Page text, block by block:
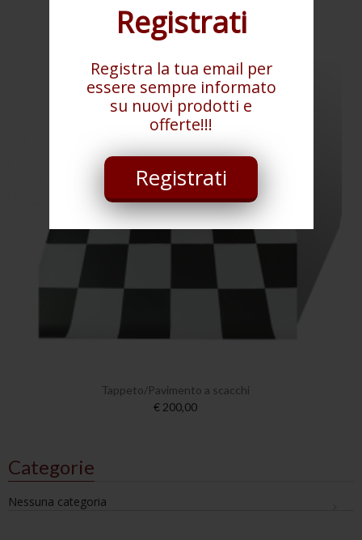
Registrati
Registra la tua email per
essere sempre informato
su nuovi prodotti e
offerte!!!
Registrati
Tappeto/Pavimento a scacchi
€ 200,00
Categorie
Nessuna categoria